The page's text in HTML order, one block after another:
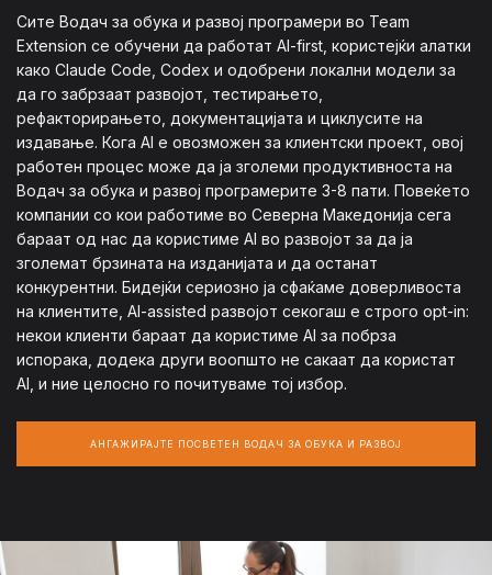
Сите Водач за обука и развој програмери во Team
Extension се обучени да работат AI-first, користејќи алатки
како Claude Code, Codex и одобрени локални модели за
да го забрзаат развојот, тестирањето,
рефакторирањето, документацијата и циклусите на
издавање. Кога AI е овозможен за клиентски проект, овој
работен процес може да ја зголеми продуктивноста на
Водач за обука и развој програмерите 3-8 пати. Повеќето
компании со кои работиме во Северна Македонија сега
бараат од нас да користиме AI во развојот за да ја
зголемат брзината на изданијата и да останат
конкурентни. Бидејќи сериозно ја сфаќаме доверливоста
на клиентите, AI-assisted развојот секогаш е строго opt-in:
некои клиенти бараат да користиме AI за побрза
испорака, додека други воопшто не сакаат да користат
AI, и ние целосно го почитуваме тој избор.
АНГАЖИРАЈТЕ ПОСВЕТЕН ВОДАЧ ЗА ОБУКА И РАЗВОЈ